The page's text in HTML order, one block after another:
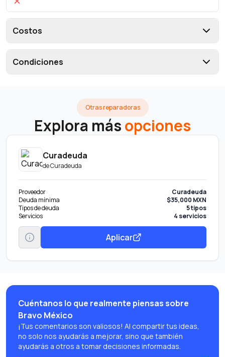
Costos
Condiciones
Otras reparadoras
Explora másopciones
Curadeuda
deCuradeuda
Proveedor
Curadeuda
Deuda mínima
$35,000 MXN
Tipos de deuda
5 tipos
Servicios
4 servicios
Aplicar
Cuéntanos lo que realmente piensas sobre
Bravo México
¡Tus comentarios son valiosos! Al compartir tus ideas,
no solo nos ayudarás a mejorar, sino que también
ayudarás a otros a tomar decisiones informadas.